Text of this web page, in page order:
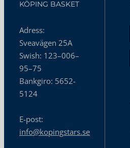
KÖPING BASKET
Adress:
Sveavägen 25A
Swish: 123–006–
95–75
Bankgiro: 5652-
5124
E-post:
info@kopingstars.se